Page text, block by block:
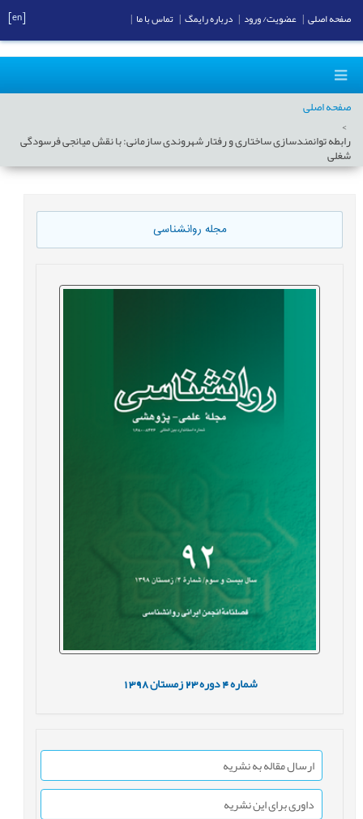
صفحه اصلی
رابطه توانمندسازی ساختاری و رفتار شهروندی سازمانی: با نقش میانجی فرسودگی
شغلی
مجله روانشناسی
شماره4 دوره23 زمستان1398
ارسال مقاله به نشریه
داوری برای این نشریه
صفحه اصلی عضویت/ ورود درباره رایمگ تماس با ما